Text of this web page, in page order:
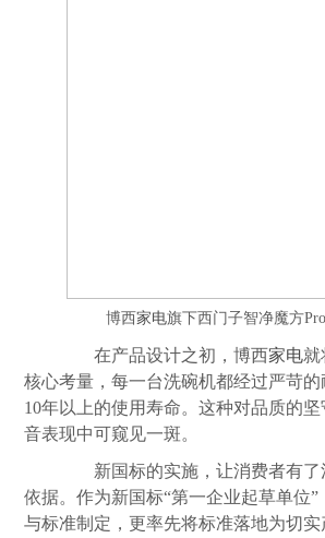
博西家电旗下西门子智净魔方
在产品设计之初，博西家电就
核心考量，每一台洗碗机都经过严苛
10年以上的使用寿命。这种对品质的
音表现中可窥见一斑。
新国标的实施，让消费者有了
依据。作为新国标“第一企业起草单位”
与标准制定，更率先将标准落地为切